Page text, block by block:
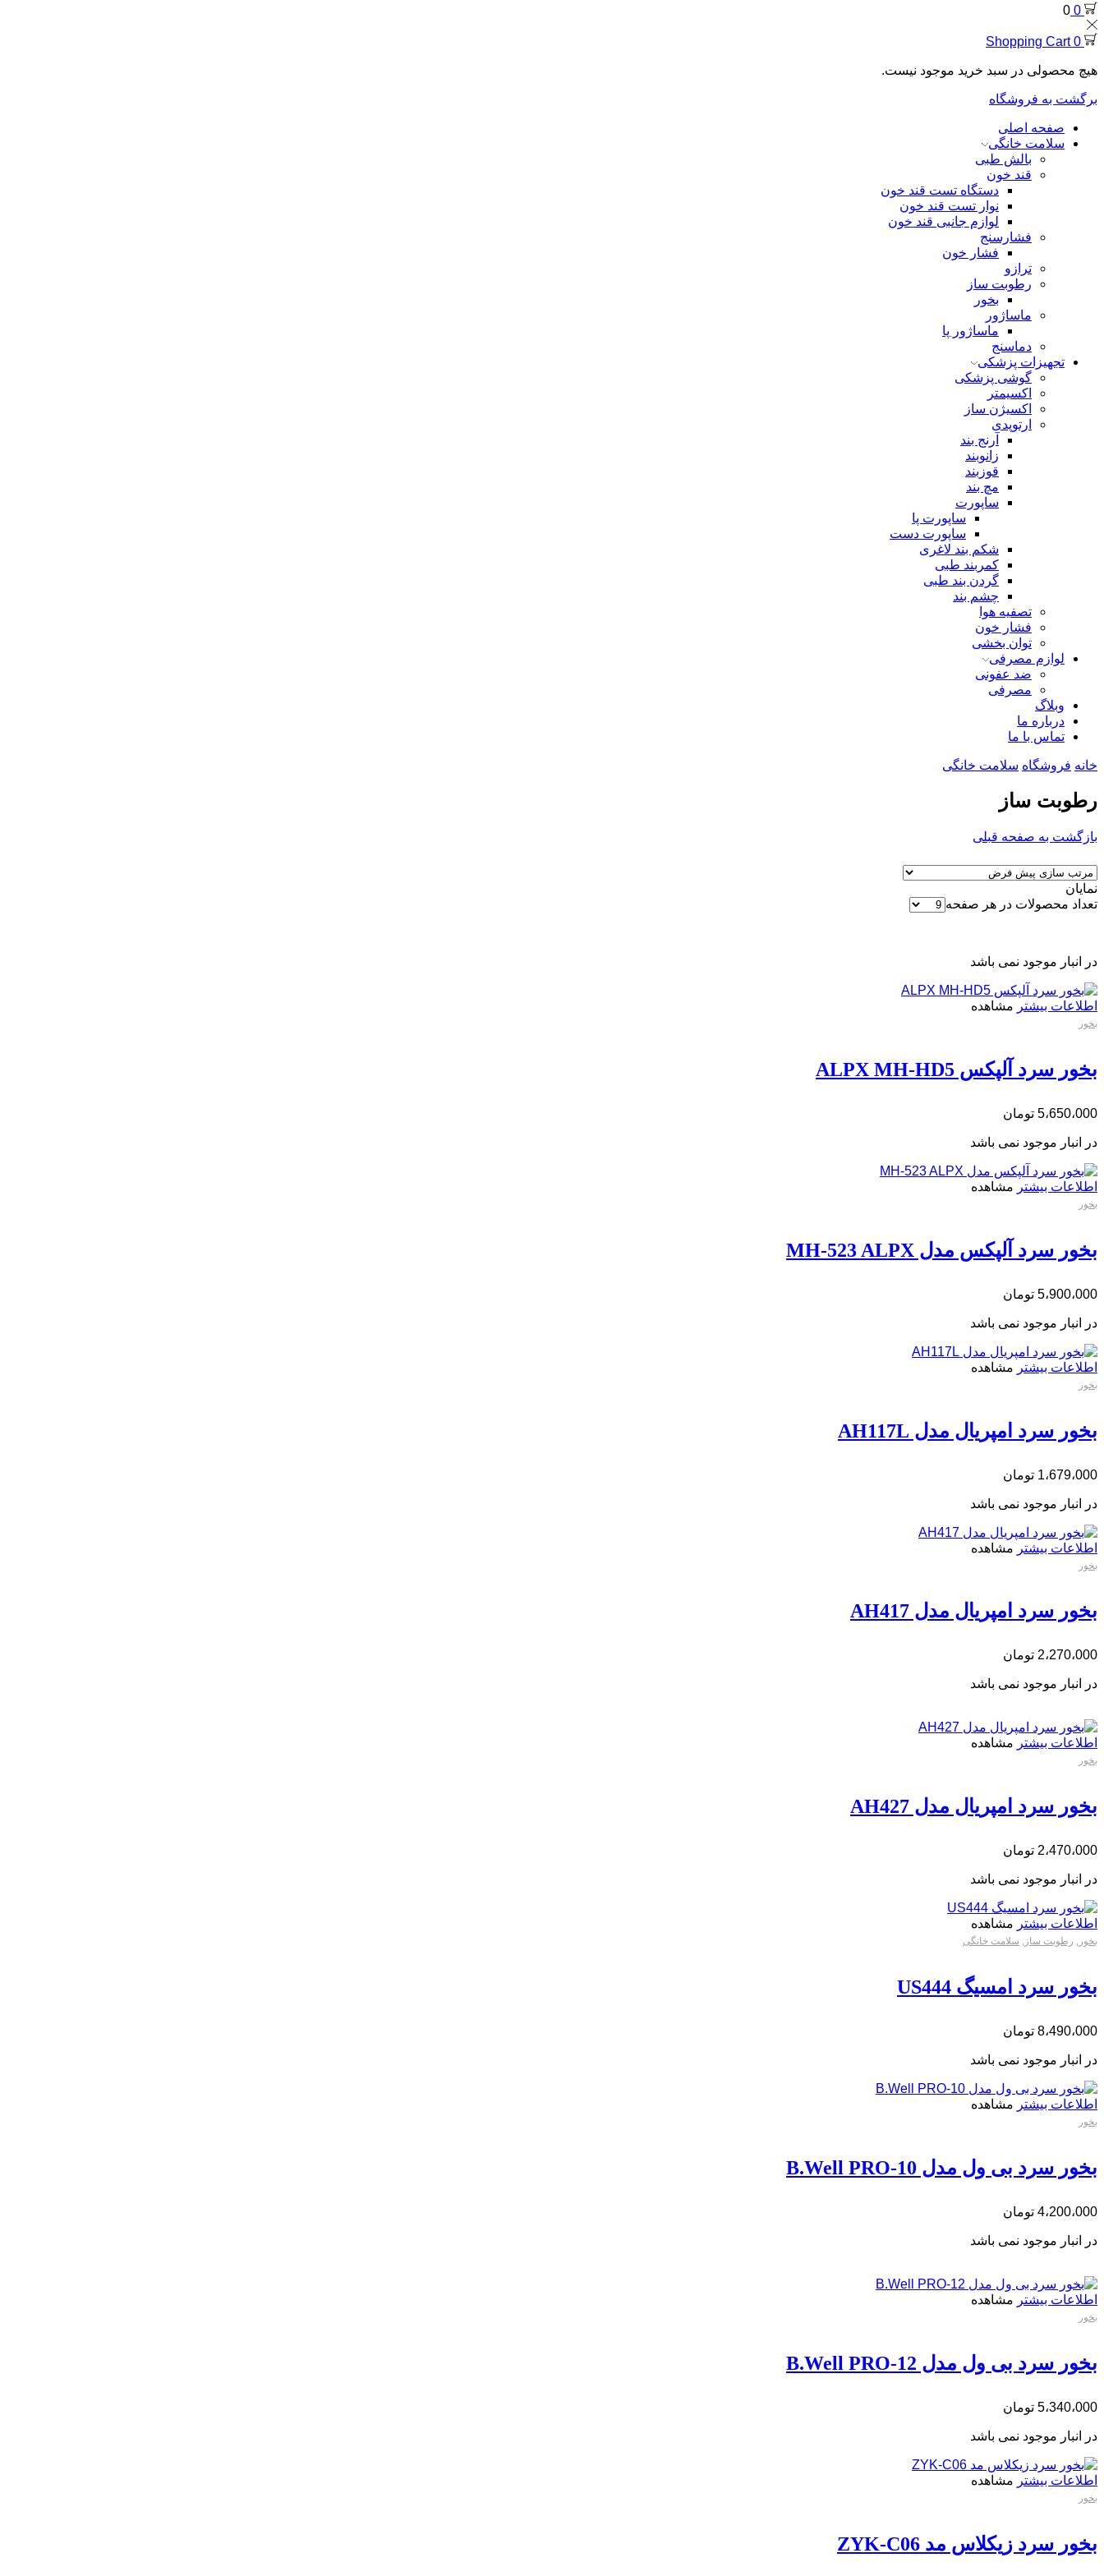
0
0
0
Shopping Cart
هیچ محصولی در سبد خرید موجود نیست.
برگشت به فروشگاه
صفحه اصلی
سلامت خانگی
بالش طبی
قند خون
دستگاه تست قند خون
نوار تست قند خون
لوازم جانبی قند خون
فشارسنج
فشار خون
ترازو
رطوبت ساز
بخور
ماساژور
ماساژور پا
دماسنج
تجهیزات پزشکی
گوشی پزشکی
اکسیمتر
اکسیژن ساز
ارتوپدی
آرنج بند
زانوبند
قوزبند
مچ بند
ساپورت
ساپورت پا
ساپورت دست
شکم بند لاغری
کمربند طبی
گردن بند طبی
چشم بند
تصفیه هوا
فشار خون
توان بخشی
لوازم مصرفی
ضد عفونی
مصرفی
وبلاگ
درباره ما
تماس با ما
خانه فروشگاه سلامت خانگی
رطوبت ساز
بازگشت به صفحه قبلی
نمایان
تعداد محصولات در هر صفحه
در انبار موجود نمی باشد
اطلاعات بیشتر مشاهده
بخور
بخور سرد آلپکس ALPX MH-HD5
5،650،000 تومان
در انبار موجود نمی باشد
اطلاعات بیشتر مشاهده
بخور
بخور سرد آلپکس مدل MH-523 ALPX
5،900،000 تومان
در انبار موجود نمی باشد
اطلاعات بیشتر مشاهده
بخور
بخور سرد امپریال مدل AH117L
1،679،000 تومان
در انبار موجود نمی باشد
اطلاعات بیشتر مشاهده
بخور
بخور سرد امپریال مدل AH417
2،270،000 تومان
در انبار موجود نمی باشد
اطلاعات بیشتر مشاهده
بخور
بخور سرد امپریال مدل AH427
2،470،000 تومان
در انبار موجود نمی باشد
اطلاعات بیشتر مشاهده
بخور , رطوبت ساز , سلامت خانگی
بخور سرد امسیگ US444
8،490،000 تومان
در انبار موجود نمی باشد
اطلاعات بیشتر مشاهده
بخور
بخور سرد بی ول مدل B.Well PRO-10
4،200،000 تومان
در انبار موجود نمی باشد
اطلاعات بیشتر مشاهده
بخور
بخور سرد بی ول مدل B.Well PRO-12
5،340،000 تومان
در انبار موجود نمی باشد
اطلاعات بیشتر مشاهده
بخور
بخور سرد زیکلاس مد ZYK-C06